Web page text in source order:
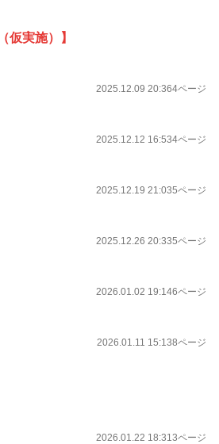
仮実施）】
2025.12.09 20:364ページ
2025.12.12 16:534ページ
2025.12.19 21:035ページ
2025.12.26 20:335ページ
2026.01.02 19:146ページ
2026.01.11 15:138ページ
2026.01.22 18:313ページ